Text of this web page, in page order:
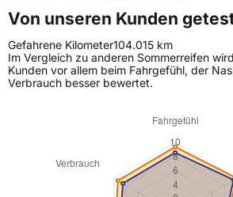
Von unseren Kunden
Gefahrene Kilometer104.015 km
Im Vergleich zu anderen Sommerreifen
Kunden vor allem beim Fahrgefühl, der
Verbrauch besser bewertet.